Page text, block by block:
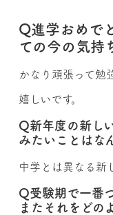
Q進学おめで
ての今の気持
かなり頑張って勉
嬉しいです。
Q新年度の新し
みたいことはな
中学とは異なる新
Q受験期で一番
またそれをどの